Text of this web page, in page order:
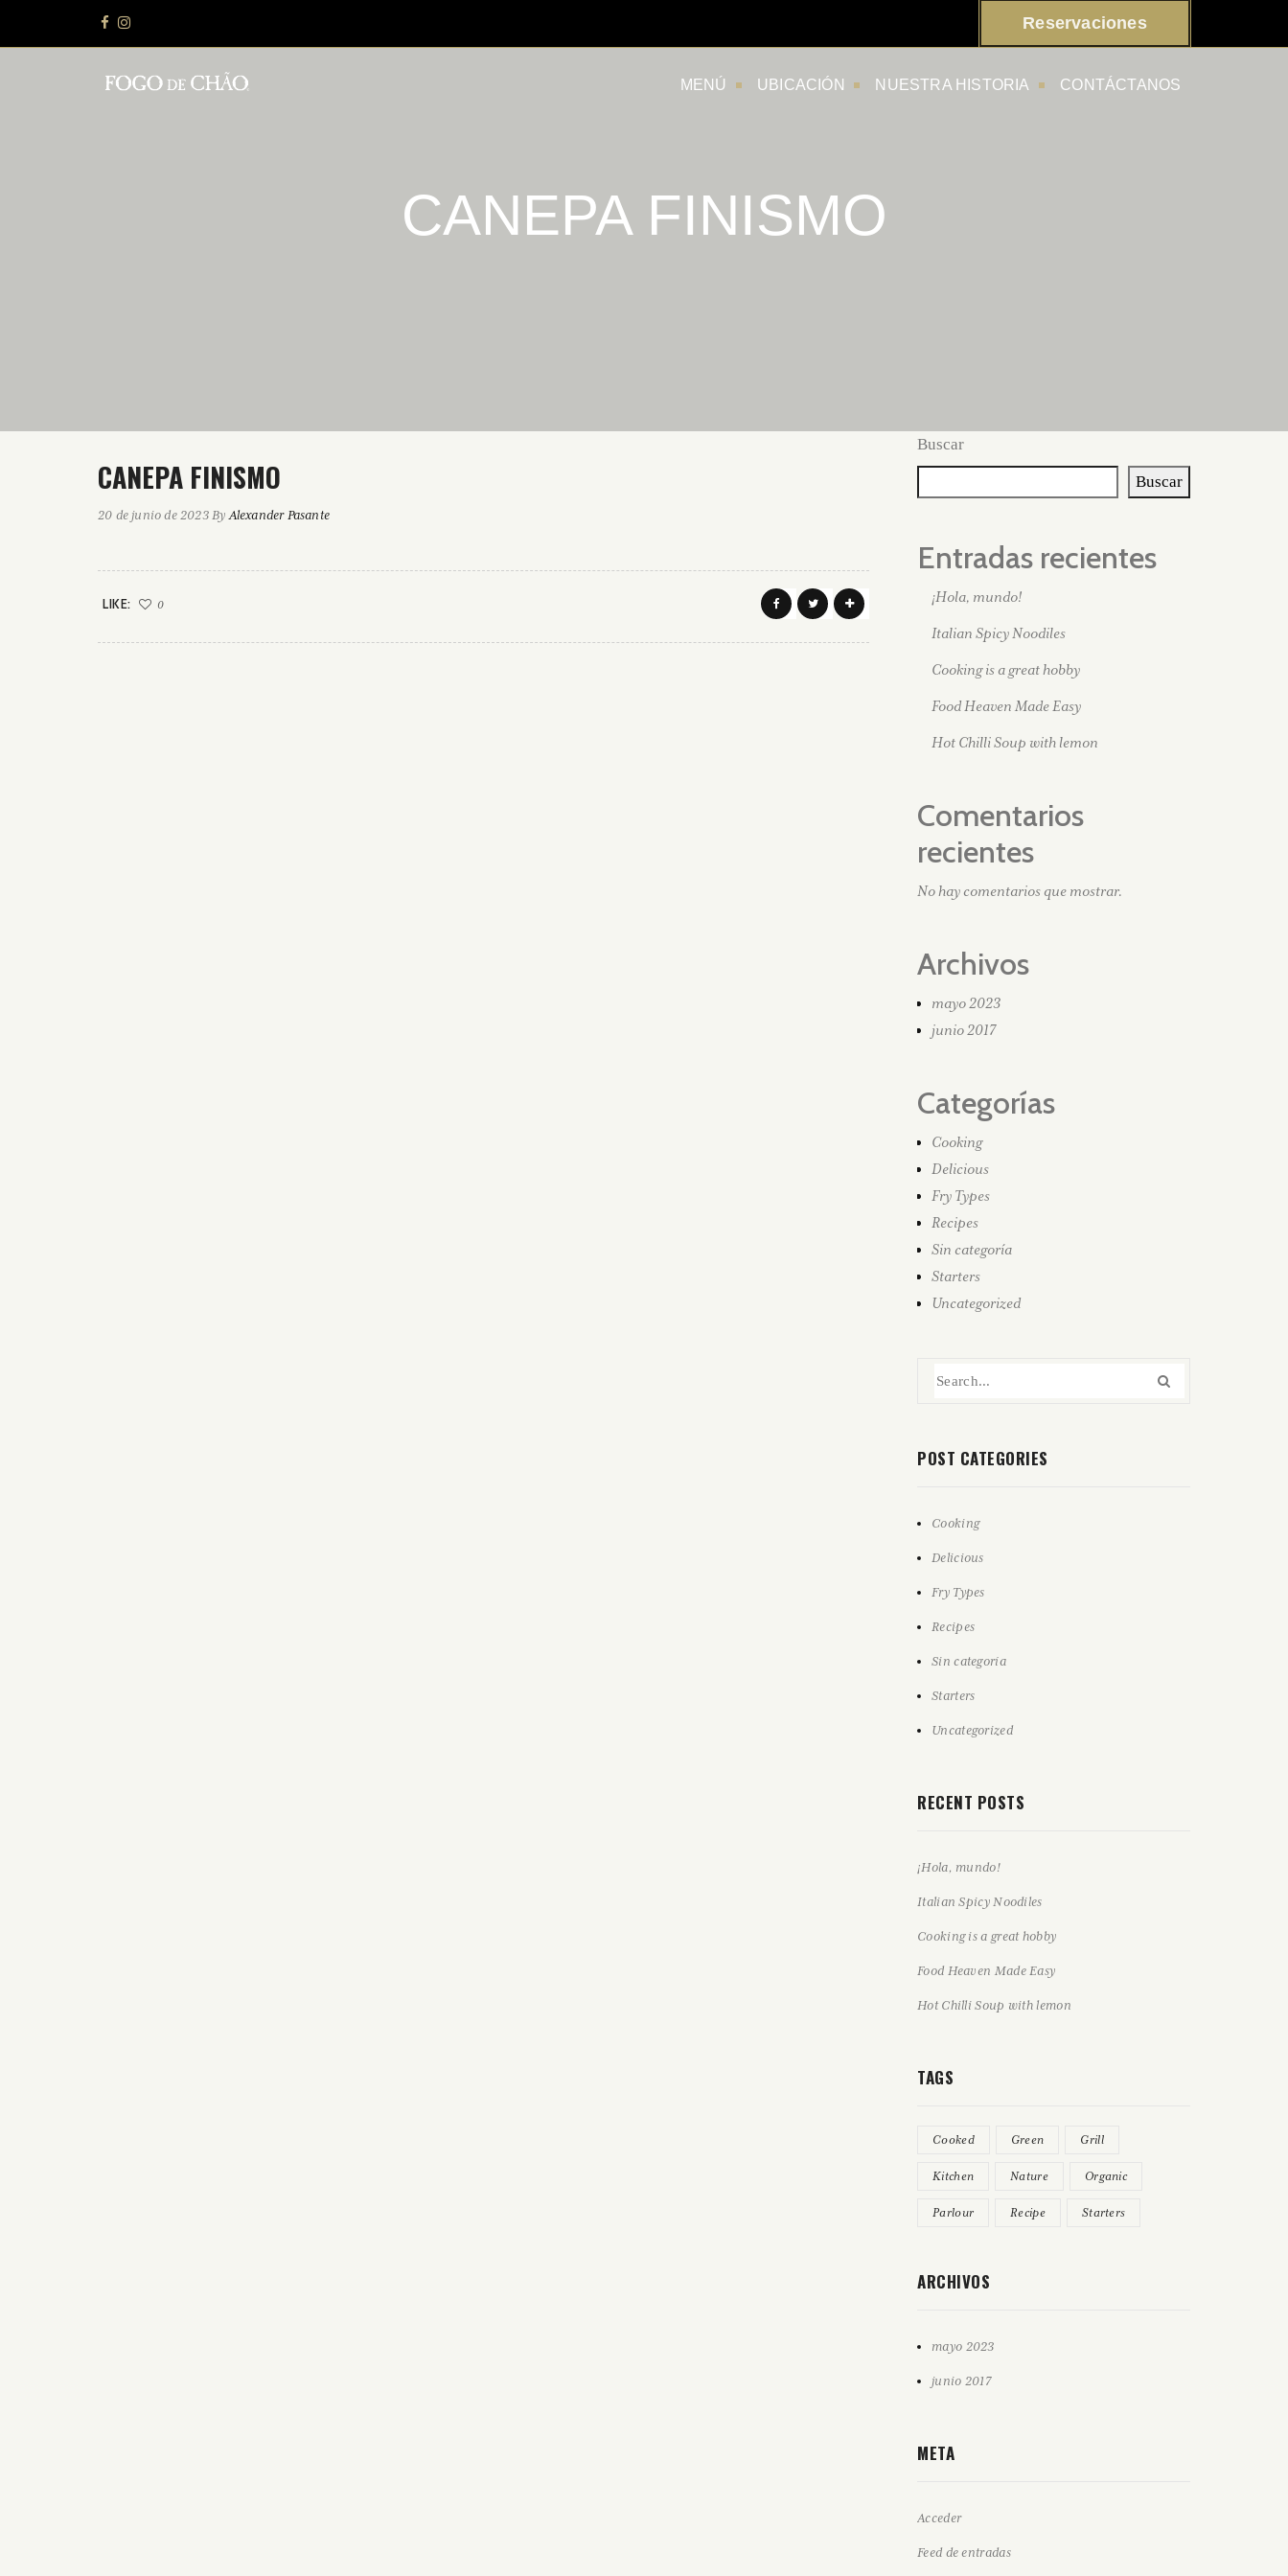
Reservaciones
MENÚ UBICACIÓN NUESTRA HISTORIA CONTÁCTANOS
CANEPA FINISMO
CANEPA FINISMO
20 de junio de 2023 ByAlexander Pasante
LIKE: 0
Buscar
Buscar
Entradas recientes
¡Hola, mundo!
Italian Spicy Noodiles
Cooking is a great hobby
Food Heaven Made Easy
Hot Chilli Soup with lemon
Comentarios
recientes
No hay comentarios que mostrar.
Archivos
mayo 2023
junio 2017
Categorías
Cooking
Delicious
Fry Types
Recipes
Sin categoría
Starters
Uncategorized
POST CATEGORIES
Cooking
Delicious
Fry Types
Recipes
Sin categoría
Starters
Uncategorized
RECENT POSTS
¡Hola, mundo!
Italian Spicy Noodiles
Cooking is a great hobby
Food Heaven Made Easy
Hot Chilli Soup with lemon
TAGS
Cooked Green Grill
Kitchen Nature Organic
Parlour Recipe Starters
ARCHIVOS
mayo 2023
junio 2017
META
Acceder
Feed de entradas